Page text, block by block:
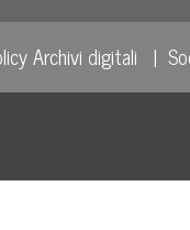
Archivi digitali